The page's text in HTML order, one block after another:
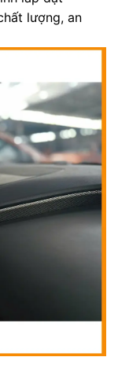
lượng, an